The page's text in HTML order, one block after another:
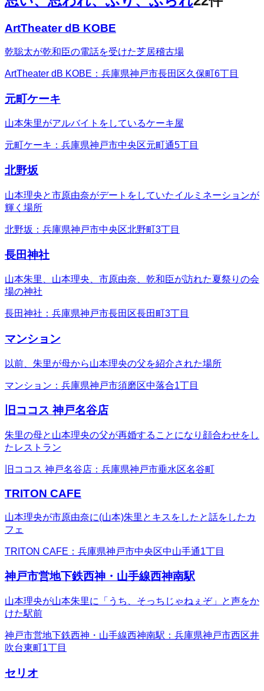
ArtTheater dB KOBE
乾聡太が乾和臣の電話を受けた芝居稽古場
ArtTheater dB KOBE：兵庫県神戸市長田区久保町6丁目
元町ケーキ
山本朱里がアルバイトをしているケーキ屋
元町ケーキ：兵庫県神戸市中央区元町通5丁目
北野坂
山本理央と市原由奈がデートをしていたイルミネーションが
輝く場所
北野坂：兵庫県神戸市中央区北野町3丁目
長田神社
山本朱里、山本理央、市原由奈、乾和臣が訪れた夏祭りの会
場の神社
長田神社：兵庫県神戸市長田区長田町3丁目
マンション
以前、朱里が母から山本理央の父を紹介された場所
マンション：兵庫県神戸市須磨区中落合1丁目
旧ココス 神戸名谷店
朱里の母と山本理央の父が再婚することになり顔合わせをし
たレストラン
旧ココス 神戸名谷店：兵庫県神戸市垂水区名谷町
TRITON CAFE
山本理央が市原由奈に(山本)朱里とキスをしたと話をしたカ
フェ
TRITON CAFE：兵庫県神戸市中央区中山手通1丁目
神戸市営地下鉄西神・山手線西神南駅
山本理央が山本朱里に「うち、そっちじゃねぇぞ」と声をか
けた駅前
神戸市営地下鉄西神・山手線西神南駅：兵庫県神戸市西区井
吹台東町1丁目
セリオ